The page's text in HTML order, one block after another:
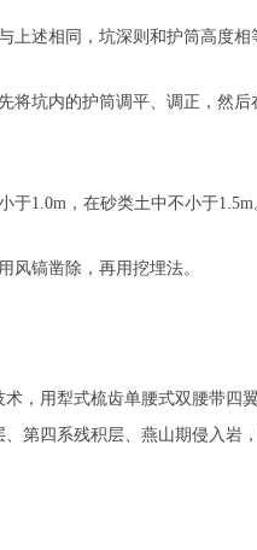
述相同，坑深则和护筒高度相
坑内的护筒调平、调正，然后
1.0m，在砂类土中不小于1.5m
镐凿除，再用挖埋法。
用犁式梳齿单腰式双腰带四
第四系残积层、燕山期侵入岩